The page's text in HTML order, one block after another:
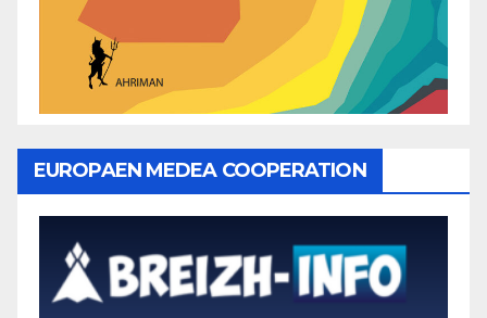
EUROPAEN MEDEA COOPERATION